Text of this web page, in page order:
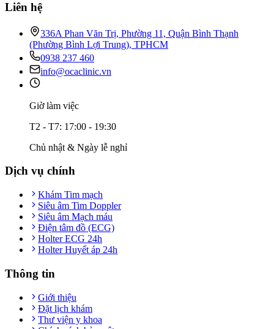
Liên hệ
336A Phan Văn Trị, Phường 11, Quận Bình Thạnh
(Phường Bình Lợi Trung), TPHCM
0938 237 460
info@ocaclinic.vn
Giờ làm việc
T2 - T7: 17:00 - 19:30
Chủ nhật & Ngày lễ nghỉ
Dịch vụ chính
Khám Tim mạch
Siêu âm Tim Doppler
Siêu âm Mạch máu
Điện tâm đồ (ECG)
Holter ECG 24h
Holter Huyết áp 24h
Thông tin
Giới thiệu
Đặt lịch khám
Thư viện y khoa